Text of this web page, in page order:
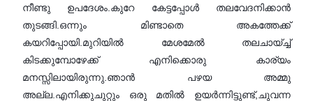
നീണ്ടു ഉപദേശം.കുറേ കേട്ടപ്പോൾ തലവേദനിക്കാൻ
തുടങ്ങി.ഒന്നും മിണ്ടാതെ അകത്തേക്ക്
കയറിപ്പോയി.മുറിയിൽ മേശമേൽ തലചായ്ച്ച്
കിടക്കുമ്പോഴേക്ക് എനിക്കൊരു കാര്യം
മനസ്സിലായിരുന്നു.ഞാൻ പഴയ അമ്മു
അല്ല.എനിക്കുചുറ്റും ഒരു മതിൽ ഉയർന്നിട്ടുണ്ട്,ചുവന്ന